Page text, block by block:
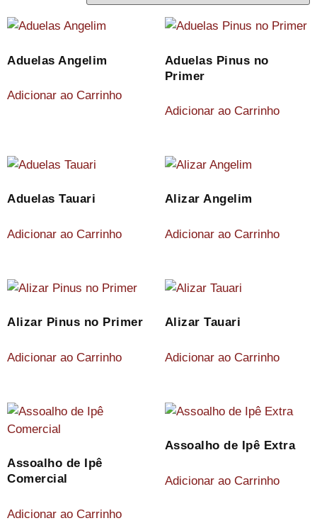
Aduelas Angelim
Adicionar ao Carrinho
Aduelas Pinus no
Primer
Adicionar ao Carrinho
Aduelas Tauari
Adicionar ao Carrinho
Alizar Angelim
Adicionar ao Carrinho
Alizar Pinus no Primer
Adicionar ao Carrinho
Alizar Tauari
Adicionar ao Carrinho
Assoalho de Ipê
Comercial
Adicionar ao Carrinho
Assoalho de Ipê Extra
Adicionar ao Carrinho